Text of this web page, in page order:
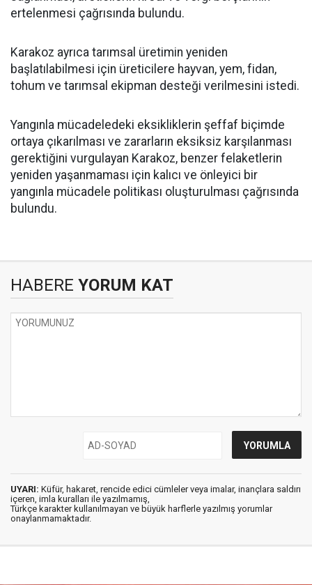
ertelenmesi çağrısında bulundu.
Karakoz ayrıca tarımsal üretimin yeniden
başlatılabilmesi için üreticilere hayvan, yem, fidan,
tohum ve tarımsal ekipman desteği verilmesini istedi.
Yangınla mücadeledeki eksikliklerin şeffaf biçimde
ortaya çıkarılması ve zararların eksiksiz karşılanması
gerektiğini vurgulayan Karakoz, benzer felaketlerin
yeniden yaşanmaması için kalıcı ve önleyici bir
yangınla mücadele politikası oluşturulması çağrısında
bulundu.
HABERE YORUM KAT
UYARI: Küfür, hakaret, rencide edici cümleler veya imalar, inançlara saldırı
içeren, imla kuralları ile yazılmamış,
Türkçe karakter kullanılmayan ve büyük harflerle yazılmış yorumlar
onaylanmamaktadır.